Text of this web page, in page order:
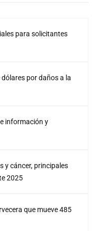
para solicitantes
por daños a la
información y
y cáncer, principales
2025
que mueve 485